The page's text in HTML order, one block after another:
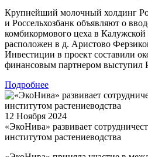
Крупнейший молочный холдинг
и Россельхозбанк объявляют о
комбикормового цеха в Калужской
расположен в д. Аристово
Инвестиции в проект составили
финансовым партнером выступил
Подробнее
12 Ноября 2024
«ЭкоНива» развивает
институтом растениеводства